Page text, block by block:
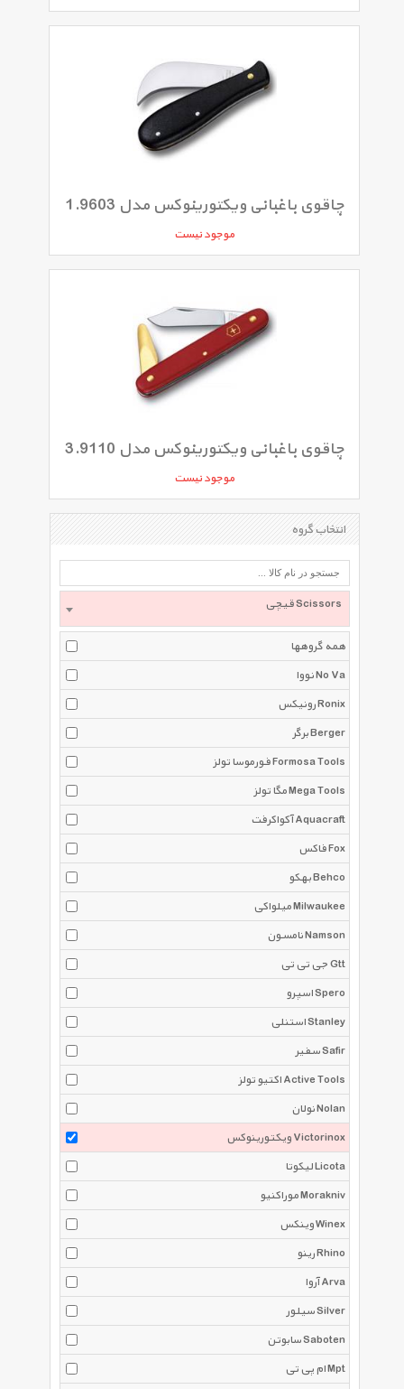
چاقوی باغبانی ویکتورینوکس مدل 1.9603
موجود نیست
چاقوی باغبانی ویکتورینوکس مدل 3.9110
موجود نیست
انتخاب گروه
قیچی‌ Scissors
همه گروهها
نووا No Va
رونیکس Ronix
برگر Berger
فورموسا تولز Formosa Tools
مگا تولز Mega Tools
آکواکرفت Aquacraft
فاکس Fox
بهکو Behco
میلواکی Milwaukee
نامسون Namson
جی تی تی Gtt
اسپرو Spero
استنلی Stanley
سفیر Safir
اکتیو تولز Active Tools
نولان Nolan
ویکتورینوکس Victorinox
لیکوتا Licota
موراکنیو Morakniv
وینکس Winex
رینو Rhino
آروا Arva
سیلور Silver
سابوتن Saboten
ام پی تی Mpt